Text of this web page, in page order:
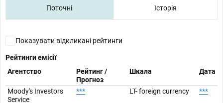
Поточні Історія
Показувати відкликані рейтинги
Рейтинги емісії
Агентство
Рейтинг /
Прогноз
Шкала Дата
Moody's Investors
Service
*** LT- foreign currency ***